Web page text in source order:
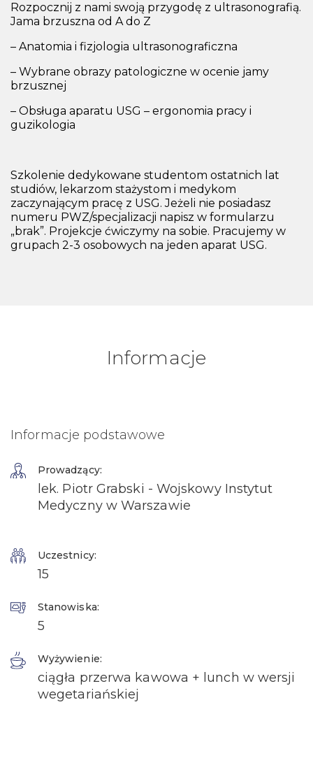
Rozpocznij z nami swoją przygodę z ultrasonografią.
Jama brzuszna od A do Z
– Anatomia i fizjologia ultrasonograficzna
– Wybrane obrazy patologiczne w ocenie jamy
brzusznej
– Obsługa aparatu USG – ergonomia pracy i
guzikologia
Szkolenie dedykowane studentom ostatnich lat
studiów, lekarzom stażystom i medykom
zaczynającym pracę z USG. Jeżeli nie posiadasz
numeru PWZ/specjalizacji napisz w formularzu
„brak”. Projekcje ćwiczymy na sobie. Pracujemy w
grupach 2-3 osobowych na jeden aparat USG.
Informacje
Informacje podstawowe
Prowadzący:
lek. Piotr Grabski - Wojskowy Instytut
Medyczny w Warszawie
Uczestnicy:
15
Stanowiska:
5
Wyżywienie:
ciągła przerwa kawowa + lunch w wersji
wegetariańskiej